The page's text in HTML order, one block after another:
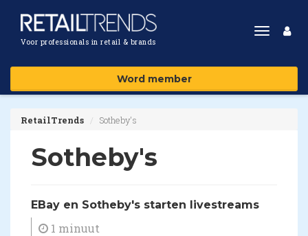
Voor professionals in retail & brands
Toggle
Word member
RetailTrends Sotheby's
Sotheby's
EBay en Sotheby's starten livestreams
1 minuut